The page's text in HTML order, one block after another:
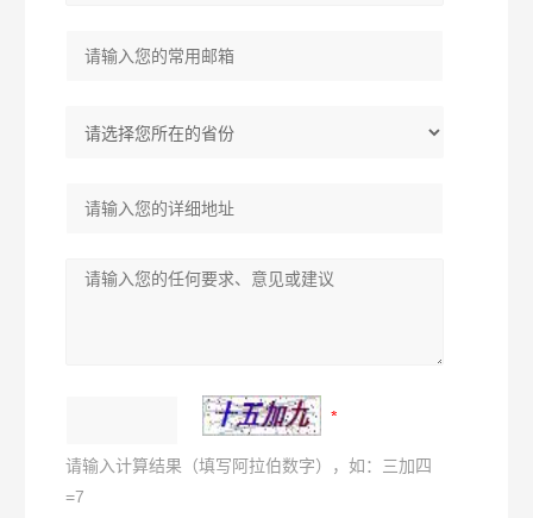
请输入计算结果（填写阿拉伯数字），如：三加四
=7